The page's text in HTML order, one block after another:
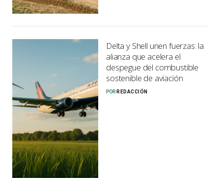
Delta y Shell unen fuerzas: la
alianza que acelera el
despegue del combustible
sostenible de aviación
POR REDACCIÓN